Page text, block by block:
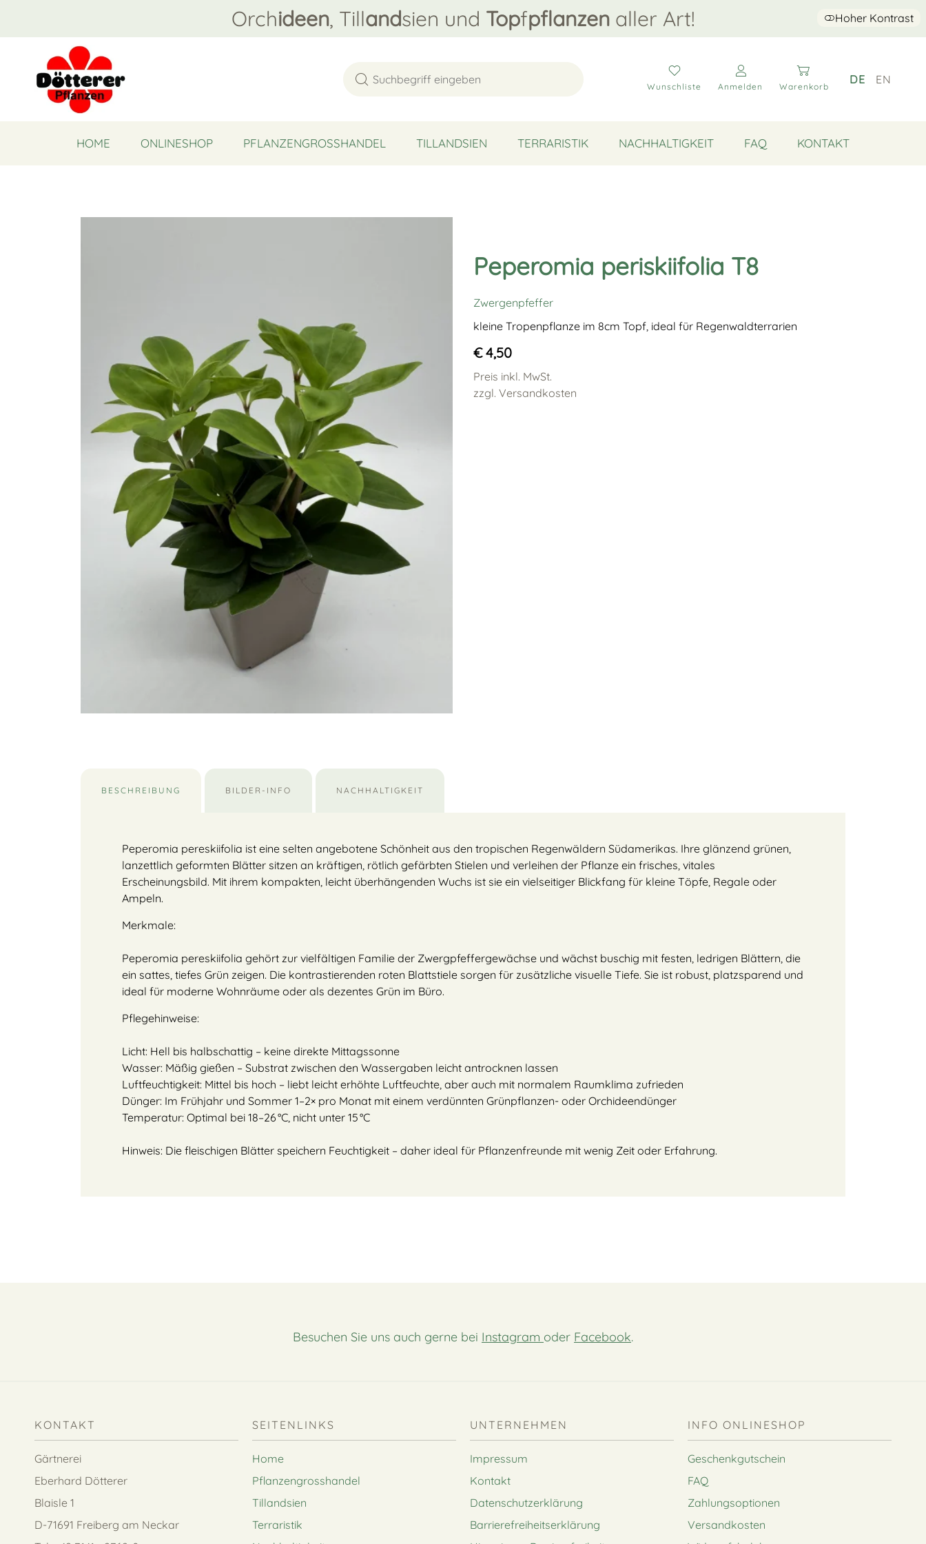
Orchideen, Tillandsien und Topfpflanzenaller Art! Hoher Kontrast
Wunschliste Anmelden Warenkorb
DE EN
HOME ONLINESHOP PFLANZENGROSSHANDEL TILLANDSIEN TERRARISTIK NACHHALTIGKEIT FAQ KONTAKT
Peperomia periskiifolia T8
Zwergenpfeffer
kleine Tropenpflanze im 8cm Topf, ideal für Regenwaldterrarien
€ 4,50
Preis inkl. MwSt.
zzgl. Versandkosten
BESCHREIBUNG BILDER-INFO NACHHALTIGKEIT
Peperomia pereskiifolia ist eine selten angebotene Schönheit aus den tropischen Regenwäldern Südamerikas. Ihre glänzend grünen,
lanzettlich geformten Blätter sitzen an kräftigen, rötlich gefärbten Stielen und verleihen der Pflanze ein frisches, vitales
Erscheinungsbild. Mit ihrem kompakten, leicht überhängenden Wuchs ist sie ein vielseitiger Blickfang für kleine Töpfe, Regale oder
Ampeln.
Merkmale:
Peperomia pereskiifolia gehört zur vielfältigen Familie der Zwergpfeffergewächse und wächst buschig mit festen, ledrigen Blättern, die
ein sattes, tiefes Grün zeigen. Die kontrastierenden roten Blattstiele sorgen für zusätzliche visuelle Tiefe. Sie ist robust, platzsparend und
ideal für moderne Wohnräume oder als dezentes Grün im Büro.
Pflegehinweise:
Licht: Hell bis halbschattig – keine direkte Mittagssonne
Wasser: Mäßig gießen – Substrat zwischen den Wassergaben leicht antrocknen lassen
Luftfeuchtigkeit: Mittel bis hoch – liebt leicht erhöhte Luftfeuchte, aber auch mit normalem Raumklima zufrieden
Dünger: Im Frühjahr und Sommer 1–2× pro Monat mit einem verdünnten Grünpflanzen- oder Orchideendünger
Temperatur: Optimal bei 18–26 °C, nicht unter 15 °C
Hinweis: Die fleischigen Blätter speichern Feuchtigkeit – daher ideal für Pflanzenfreunde mit wenig Zeit oder Erfahrung.
Besuchen Sie uns auch gerne bei Instagram oder Facebook.
KONTAKT
Gärtnerei
Eberhard Dötterer
Blaisle 1
D-71691 Freiberg am Neckar
SEITENLINKS
Home
Pflanzengrosshandel
Tillandsien
Terraristik
UNTERNEHMEN
Impressum
Kontakt
Datenschutzerklärung
Barrierefreiheitserklärung
INFO ONLINESHOP
Geschenkgutschein
FAQ
Zahlungsoptionen
Versandkosten